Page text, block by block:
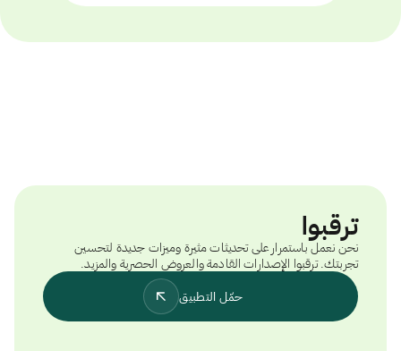
ترقبوا
نحن نعمل باستمرار على تحديثات مثيرة وميزات جديدة لتحسين
تجربتك. ترقبوا الإصدارات القادمة والعروض الحصرية والمزيد.
حمّل التطبيق